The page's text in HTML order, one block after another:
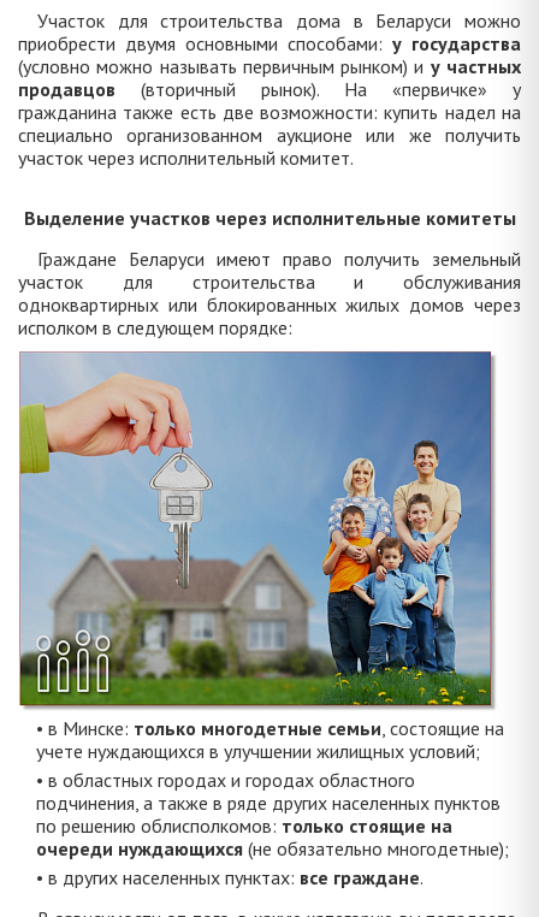
Участок для строительства дома в Беларуси можно
приобрести двумя основными способами: у государства
(условно можно называть первичным рынком) и у частных
продавцов (вторичный рынок). На «первичке» у
гражданина также есть две возможности: купить надел на
специально организованном аукционе или же получить
участок через исполнительный комитет.
Выделение участков через исполнительные комитеты
Граждане Беларуси имеют право получить земельный
участок для строительства и обслуживания
одноквартирных или блокированных жилых домов через
исполком в следующем порядке:
• в Минске: только многодетные семьи, состоящие на
учете нуждающихся в улучшении жилищных условий;
• в областных городах и городах областного
подчинения, а также в ряде других населенных пунктов
по решению облисполкомов: только стоящие на
очереди нуждающихся (не обязательно многодетные);
• в других населенных пунктах: все граждане.